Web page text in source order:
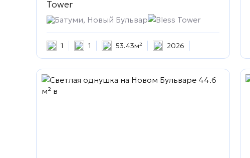
Tower
Батуми, Новый Бульвар Bless Tower
1 1 53.43м² 2026